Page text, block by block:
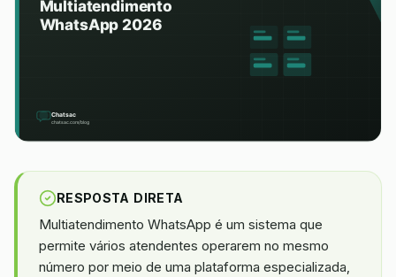
RESPOSTA DIRETA
Multiatendimento WhatsApp é um sistema que
permite vários atendentes operarem no mesmo
número por meio de uma plataforma especializada,